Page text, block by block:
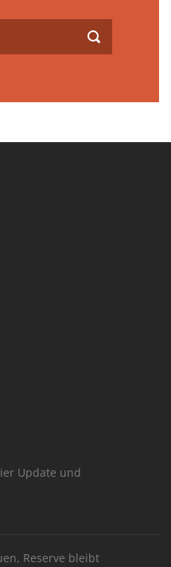
Update und
Reserve bleibt